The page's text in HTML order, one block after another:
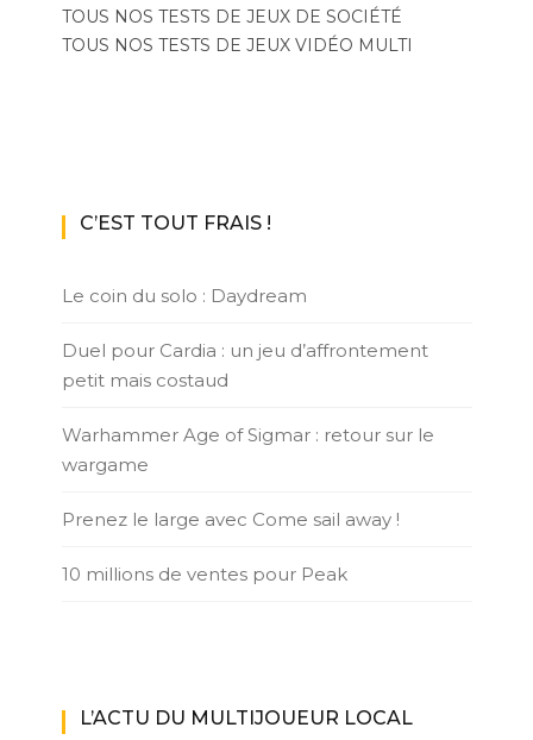
TOUS NOS TESTS DE JEUX DE SOCIÉTÉ
TOUS NOS TESTS DE JEUX VIDÉO MULTI
C’EST TOUT FRAIS !
Le coin du solo : Daydream
Duel pour Cardia : un jeu d’affrontement
petit mais costaud
Warhammer Age of Sigmar : retour sur le
wargame
Prenez le large avec Come sail away !
10 millions de ventes pour Peak
L’ACTU DU MULTIJOUEUR LOCAL